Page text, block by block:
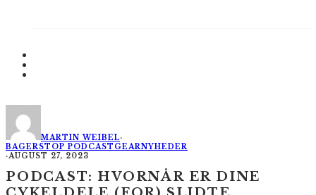
MARTIN WEIBEL·
BAGERSTOP PODCAST GEARNYHEDER
·AUGUST 27, 2023
PODCAST: HVORNÅR ER DINE